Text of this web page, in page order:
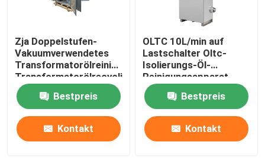
Zja Doppelstufen-
Vakuumverwendetes
Transformatorölreiniger,
Transformatorölrecyclingmaschine
Bestpreis
Kontakt
OLTC 10L/min auf
Lastschalter Oltc-
Isolierungs-Öl-
Reinigungsapparat
Bestpreis
Kontakt